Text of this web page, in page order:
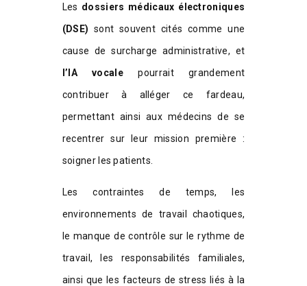
Les dossiers médicaux électroniques
(DSE) sont souvent cités comme une
cause de surcharge administrative, et
l’IA vocale pourrait grandement
contribuer à alléger ce fardeau,
permettant ainsi aux médecins de se
recentrer sur leur mission première :
soigner les patients.
Les contraintes de temps, les
environnements de travail chaotiques,
le manque de contrôle sur le rythme de
travail, les responsabilités familiales,
ainsi que les facteurs de stress liés à la